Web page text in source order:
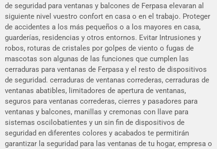
de seguridad para ventanas y balcones de Ferpasa elevaran al
siguiente nivel vuestro confort en casa o en el trabajo. Proteger
de accidentes a los más pequeños o a los mayores en casa,
guarderías, residencias y otros entornos. Evitar Intrusiones y
robos, roturas de cristales por golpes de viento o fugas de
mascotas son algunas de las funciones que cumplen las
cerraduras para ventanas de Ferpasa y el resto de dispositivos
de seguridad. cerraduras de ventanas correderas, cerraduras de
ventanas abatibles, limitadores de apertura de ventanas,
seguros para ventanas correderas, cierres y pasadores para
ventanas y balcones, manillas y cremonas con llave para
sistemas oscilobatientes y un sin fin de dispositivos de
seguridad en diferentes colores y acabados te permitirán
garantizar la seguridad para las ventanas de tu hogar, empresa o